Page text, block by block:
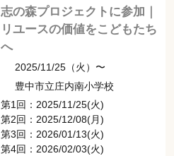
志の森プロジェクトに参加｜
リユースの価値をこどもたち
へ
2025/11/25（火）〜
豊中市立庄内南小学校
第1回：2025/11/25(火)
第2回：2025/12/08(月)
第3回：2026/01/13(火)
第4回：2026/02/03(火)